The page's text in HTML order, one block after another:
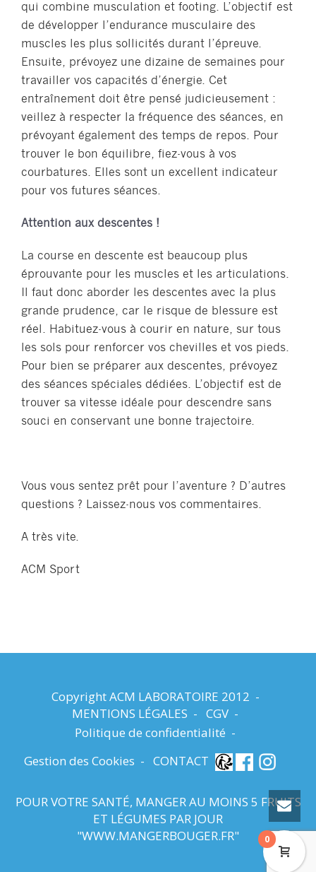
qui combine musculation et footing. L’objectif est
de développer l’endurance musculaire des
muscles les plus sollicités durant l’épreuve.
Ensuite, prévoyez une dizaine de semaines pour
travailler vos capacités d’énergie. Cet
entraînement doit être pensé judicieusement :
veillez à respecter la fréquence des séances, en
prévoyant également des temps de repos. Pour
trouver le bon équilibre, fiez-vous à vos
courbatures. Elles sont un excellent indicateur
pour vos futures séances.
Attention aux descentes !
La course en descente est beaucoup plus
éprouvante pour les muscles et les articulations.
Il faut donc aborder les descentes avec la plus
grande prudence, car le risque de blessure est
réel. Habituez-vous à courir en nature, sur tous
les sols pour renforcer vos chevilles et vos pieds.
Pour bien se préparer aux descentes, prévoyez
des séances spéciales dédiées. L’objectif est de
trouver sa vitesse idéale pour descendre sans
souci en conservant une bonne trajectoire.
Vous vous sentez prêt pour l’aventure ? D’autres
questions ? Laissez-nous vos commentaires.
A très vite.
ACM Sport
Copyright ACM LABORATOIRE 2012 -
MENTIONS LÉGALES - CGV -
Politique de confidentialité -
Gestion des Cookies - CONTACT
POUR VOTRE SANTÉ, MANGER AU MOINS 5 FRUITS
ET LÉGUMES PAR JOUR
"WWW.MANGERBOUGER.FR" 0